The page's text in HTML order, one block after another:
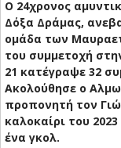
Ο 24χρονος
Δόξα Δράμας,
ομάδα των
του συμμετοχή
21 κατέγραψε 32
Ακολούθησε ο
προπονητή τον
καλοκαίρι του
ένα γκολ.